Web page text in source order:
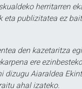
herritarren
publizitatea ez
den kazetaritza
ere
dizugu Aiaraldea
ahal izateko.